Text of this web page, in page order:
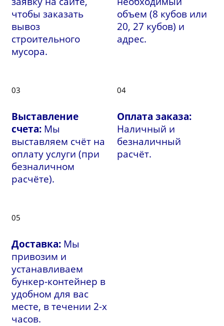
чтобы заказать
вывоз
строительного
мусора.
объем (8 кубов или
20, 27 кубов) и
адрес.
03
Выставление
счета: Мы
выставляем счёт на
оплату услуги (при
безналичном
расчёте).
04
Оплата заказа:
Наличный и
безналичный
расчёт.
05
Доставка: Мы
привозим и
устанавливаем
бункер-контейнер в
удобном для вас
месте, в течении 2-х
часов.